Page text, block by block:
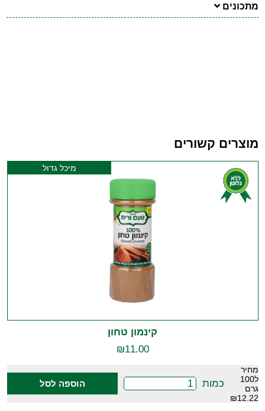
מתכונים
מוצרים קשורים
מיכל גדול
קינמון טחון
₪11.00
מחיר
ל100
גרם
₪12.22
כמות הוספה לסל